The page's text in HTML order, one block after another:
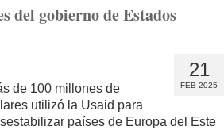
del gobierno de Estados
21
FEB 2025
de 100 millones de
utilizó la Usaid para
países de Europa del Este